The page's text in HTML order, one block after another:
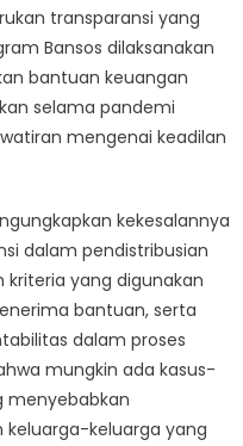
Penyaluran
Bansos
Tangsel
transparansi yang
Bansos dilaksanakan
bantuan keuangan
selama pandemi
mengenai keadilan
kekesalannya
dalam pendistribusian
kriteria yang digunakan
bantuan, serta
dalam proses
mungkin ada kasus-
menyebabkan
keluarga-keluarga yang